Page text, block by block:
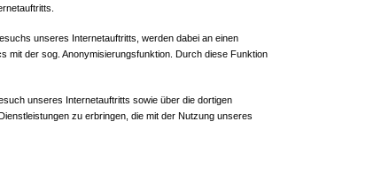
unseres Internetauftritts, werden dabei an einen
mit der sog. Anonymisierungsfunktion. Durch diese Funktion
unseres Internetauftritts sowie über die dortigen
zu erbringen, die mit der Nutzung unseres